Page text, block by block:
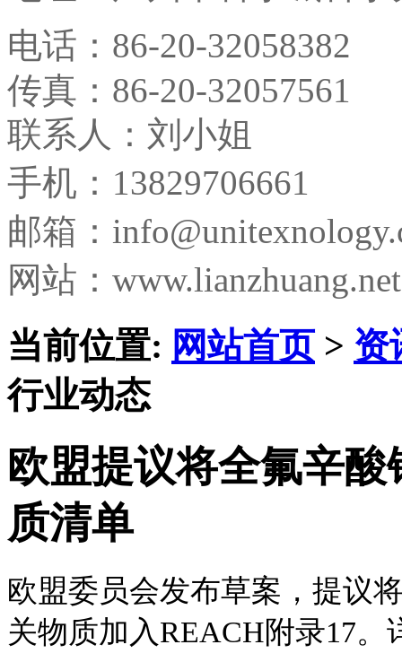
电话： 86-20-32058382
传真： 86-20-32057561
联系人：刘小姐
手机：13829706661
邮箱：
网站：www.lianzhuang.net
当前位置: 网站首页> 资
行业动态
欧盟提议将全氟辛
质清单
欧盟委员会发布草案，提议
关物质加入REACH附录17。